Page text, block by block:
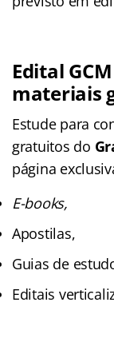
Edital
materiais
Estude para
gratuitos do
página
E-books,
Apostilas,
Guias de
Editais